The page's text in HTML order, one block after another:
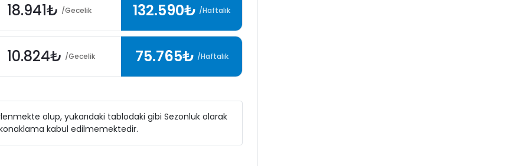
18.941₺ /Gecelik 132.590₺ /Haftalık
10.824₺ /Gecelik 75.765₺ /Haftalık
olup, yukarıdaki tablodaki gibi Sezonluk olarak
kabul edilmemektedir.